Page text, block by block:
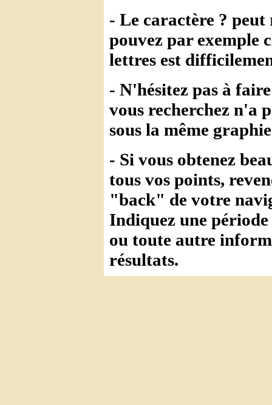
- Le caractère ? peut
pouvez par exemple
lettres est
- N'hésitez pas à
vous recherchez n'a
sous la même
- Si vous obtenez
tous vos points,
"back" de votre
Indiquez une
ou toute autre
résultats.